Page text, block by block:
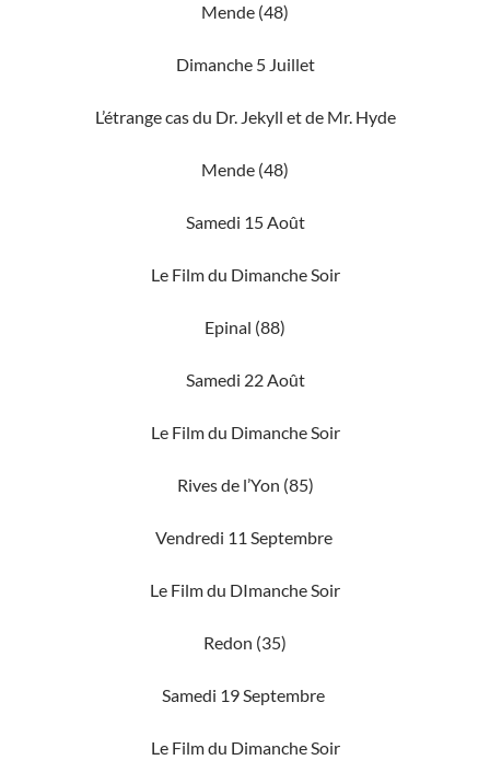
Mende (48)
Dimanche 5 Juillet
L’étrange cas du Dr. Jekyll et de Mr. Hyde
Mende (48)
Samedi 15 Août
Le Film du Dimanche Soir
Epinal (88)
Samedi 22 Août
Le Film du Dimanche Soir
Rives de l’Yon (85)
Vendredi 11 Septembre
Le Film du DImanche Soir
Redon (35)
Samedi 19 Septembre
Le Film du Dimanche Soir